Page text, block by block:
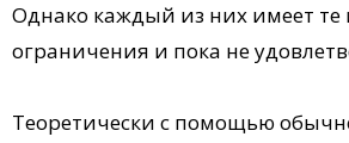
Однако каждый из них имеет
ограничения и пока не
Теоретически с помощью